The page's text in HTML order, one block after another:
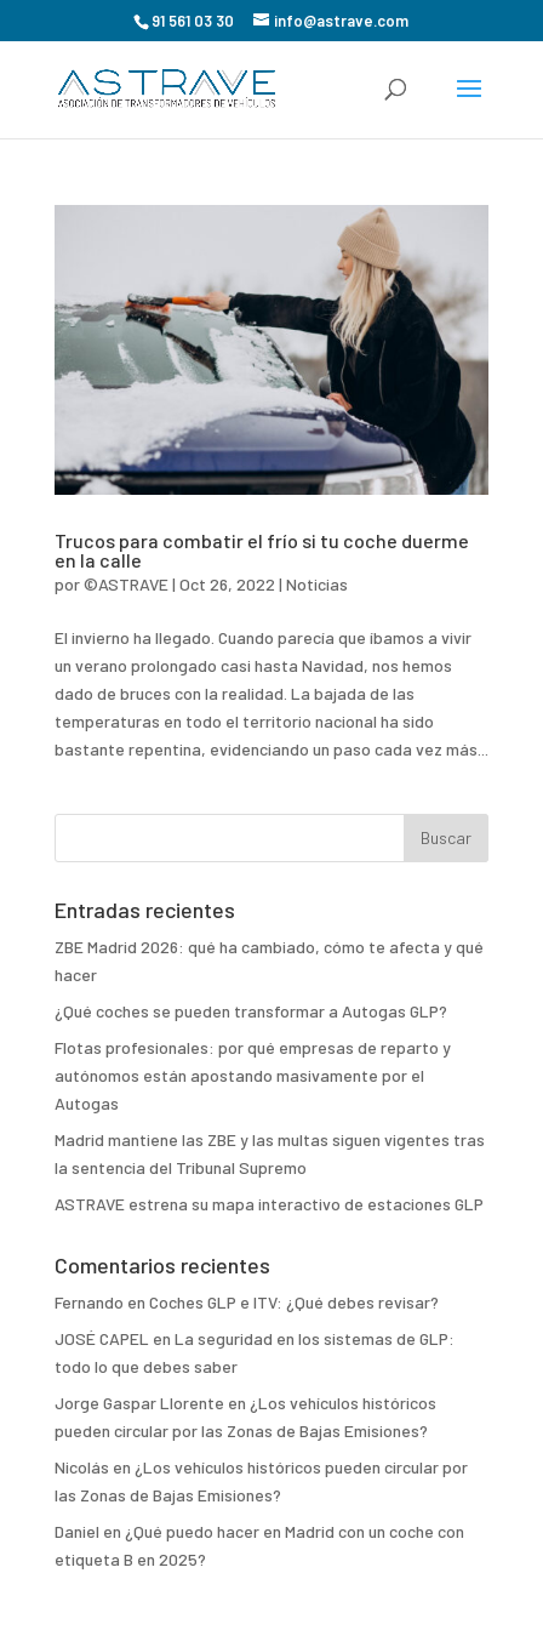
91 561 03 30 info@astrave.com
Trucos para combatir el frío si tu coche duerme
en la calle
por©ASTRAVE| Oct 26, 2022 | Noticias
El invierno ha llegado. Cuando parecía que íbamos a vivir
un verano prolongado casi hasta Navidad, nos hemos
dado de bruces con la realidad. La bajada de las
temperaturas en todo el territorio nacional ha sido
bastante repentina, evidenciando un paso cada vez más...
Entradas recientes
ZBE Madrid 2026: qué ha cambiado, cómo te afecta y qué
hacer
¿Qué coches se pueden transformar a Autogas GLP?
Flotas profesionales: por qué empresas de reparto y
autónomos están apostando masivamente por el
Autogas
Madrid mantiene las ZBE y las multas siguen vigentes tras
la sentencia del Tribunal Supremo
ASTRAVE estrena su mapa interactivo de estaciones GLP
Comentarios recientes
Fernando en Coches GLP e ITV: ¿Qué debes revisar?
JOSÉ CAPEL en La seguridad en los sistemas de GLP:
todo lo que debes saber
Jorge Gaspar Llorente en ¿Los vehículos históricos
pueden circular por las Zonas de Bajas Emisiones?
Nicolás en ¿Los vehículos históricos pueden circular por
las Zonas de Bajas Emisiones?
Daniel en ¿Qué puedo hacer en Madrid con un coche con
etiqueta B en 2025?